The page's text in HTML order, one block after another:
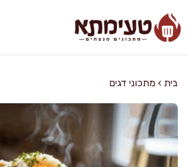
לתוכן
בית › מתכוני דגים